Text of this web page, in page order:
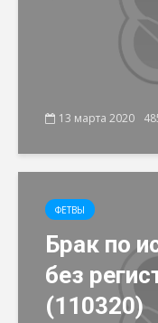
13 марта 2020
ФЕТВЫ
Брак по
без
(110320)